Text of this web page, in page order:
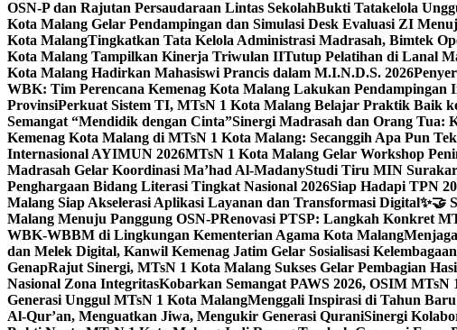
OSN-P dan Rajutan Persaudaraan Lintas SekolahBukti Tatakelola
Kota Malang Gelar Pendampingan dan Simulasi Desk Evaluasi ZI
Kota MalangTingkatkan Tata Kelola Administrasi Madrasah, Bimtek
Kota Malang Tampilkan Kinerja Triwulan IITutup Pelatihan di Lanal
Kota Malang Hadirkan Mahasiswi Prancis dalam M.I.N.D.S. 2026
WBK: Tim Perencana Kemenag Kota Malang Lakukan Pendampingan
ProvinsiPerkuat Sistem TI, MTsN 1 Kota Malang Belajar Praktik Baik
Semangat “Mendidik dengan Cinta”Sinergi Madrasah dan Orang Tua:
Kemenag Kota Malang di MTsN 1 Kota Malang: Secanggih Apa Pun
Internasional AYIMUN 2026MTsN 1 Kota Malang Gelar Workshop
Madrasah Gelar Koordinasi Ma’had Al-MadanyStudi Tiru MIN
Penghargaan Bidang Literasi Tingkat Nasional 2026Siap Hadapi TPN
Malang Siap Akselerasi Aplikasi Layanan dan Transformasi Digital✨🤝
Malang Menuju Panggung OSN-PRenovasi PTSP: Langkah Konkret
WBK-WBBM di Lingkungan Kementerian Agama Kota Malang
dan Melek Digital, Kanwil Kemenag Jatim Gelar Sosialisasi
GenapRajut Sinergi, MTsN 1 Kota Malang Sukses Gelar Pembagian
Nasional Zona IntegritasKobarkan Semangat PAWS 2026, OSIM
Generasi Unggul MTsN 1 Kota MalangMenggali Inspirasi di Tahun
Al-Qur’an, Menguatkan Jiwa, Mengukir Generasi QuraniSinergi